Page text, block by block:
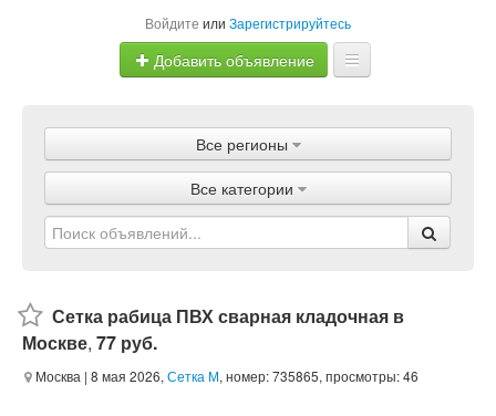
Войдите или Зарегистрируйтесь
Добавить объявление
Объявления
Магазины
Услуги
Все регионы
Все категории
Сетка рабица ПВХ сварная кладочная в
Москве, 77 руб.
Москва | 8 мая 2026, Сетка М, номер: 735865, просмотры: 46